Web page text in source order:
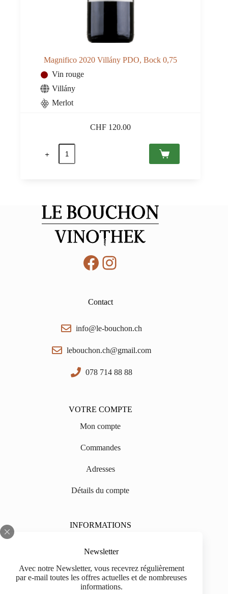
Newsletter
Avec notre Newsletter, vous recevrez régulièrement
par e-mail toutes les offres actuelles et de nombreuses
informations.
Magnifico 2020 Villány PDO, Bock 0,75
Vin rouge
Villány
Merlot
CHF 120.00
quantité
Magnifico
0,75
Facebook
Instagram
Contact
info@le-bouchon.ch
lebouchon.ch@gmail.com
078 714 88 88
VOTRE COMPTE
Mon compte
Commandes
Adresses
Détails du compte
INFORMATIONS
Livraison